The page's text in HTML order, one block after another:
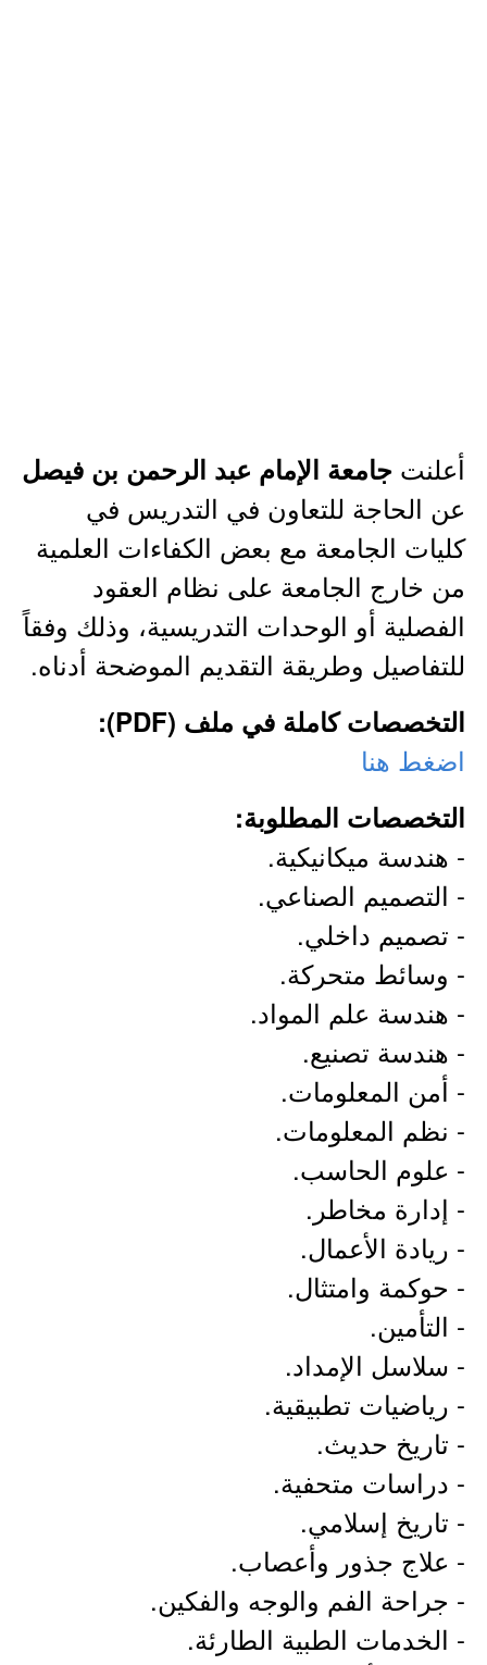
أعلنت جامعة الإمام عبد الرحمن بن فيصل
عن الحاجة للتعاون في التدريس في
كليات الجامعة مع بعض الكفاءات العلمية
من خارج الجامعة على نظام العقود
الفصلية أو الوحدات التدريسية، وذلك وفقاً
للتفاصيل وطريقة التقديم الموضحة أدناه.
التخصصات كاملة في ملف (PDF):
اضغط هنا
التخصصات المطلوبة:
- هندسة ميكانيكية.
- التصميم الصناعي.
- تصميم داخلي.
- وسائط متحركة.
- هندسة علم المواد.
- هندسة تصنيع.
- أمن المعلومات.
- نظم المعلومات.
- علوم الحاسب.
- إدارة مخاطر.
- ريادة الأعمال.
- حوكمة وامتثال.
- التأمين.
- سلاسل الإمداد.
- رياضيات تطبيقية.
- تاریخ حدیث.
- دراسات متحفية.
- تاريخ إسلامي.
- علاج جذور وأعصاب.
- جراحة الفم والوجه والفكين.
- الخدمات الطبية الطارئة.